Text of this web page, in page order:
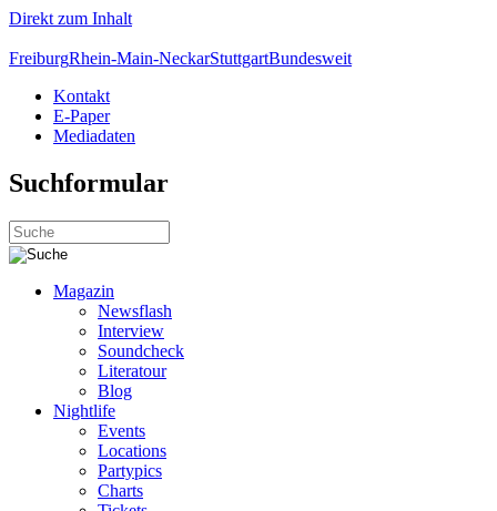
Direkt zum Inhalt
FreiburgRhein-Main-NeckarStuttgartBundesweit
Kontakt
E-Paper
Mediadaten
Suchformular
Magazin
Newsflash
Interview
Soundcheck
Literatour
Blog
Nightlife
Events
Locations
Partypics
Charts